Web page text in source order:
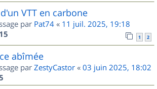
VTT en carbone
par Pat74 « 11 juil. 2025, 19:18
15 1 2
abîmée
par ZestyCastor « 03 juin 2025, 18:02